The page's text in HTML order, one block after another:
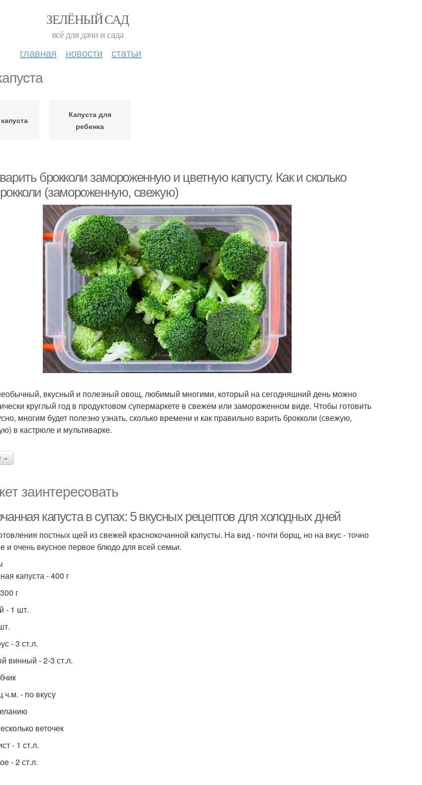
ЗЕЛЁНЫЙ САД
всё для дачи и сада
главная новости статьи
Капуста для
ребенка
брокколи замороженную и цветную капусту. Как и сколько
(замороженную, свежую)
вкусный и полезный овощ, любимый многими, который на сегодняшний день можно
круглый год в продуктовом супермаркете в свежем или замороженном виде. Чтобы готовить
многим будет полезно узнать, сколько времени и как правильно варить брокколи (свежую,
в кастрюле и мультиварке.
→
заинтересовать
капуста в супах: 5 вкусных рецептов для холодных дней
постных щей из свежей краснокочанной капусты. На вид - почти борщ, но на вкус - точно
и очень вкусное первое блюдо для всей семьи.
капуста - 400 г
г
- 1 шт.
- 3 ст.л.
винный - 2-3 ст.л.
ч.м. - по вкусу
веточек
- 1 ст.л.
- 2 ст.л.